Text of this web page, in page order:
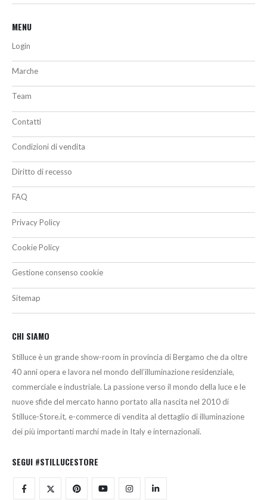
MENU
Login
Marche
Team
Contatti
Condizioni di vendita
Diritto di recesso
FAQ
Privacy Policy
Cookie Policy
Gestione consenso cookie
Sitemap
CHI SIAMO
Stilluce è un grande show-room in provincia di Bergamo che da oltre
40 anni opera e lavora nel mondo dell’illuminazione residenziale,
commerciale e industriale. La passione verso il mondo della luce e le
nuove sfide del mercato hanno portato alla nascita nel 2010 di
Stilluce-Store.it, e-commerce di vendita al dettaglio di illuminazione
dei più importanti marchi made in Italy e internazionali.
SEGUI #STILLUCESTORE